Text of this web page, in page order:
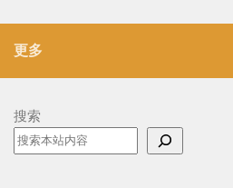
更多
搜索